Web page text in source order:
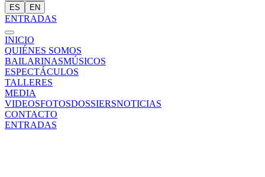
ES
EN
ENTRADAS
INICIO
QUIÉNES SOMOS
BAILARINASMÚSICOS
ESPECTÁCULOS
TALLERES
MEDIA
VIDEOSFOTOSDOSSIERSNOTICIAS
CONTACTO
ENTRADAS